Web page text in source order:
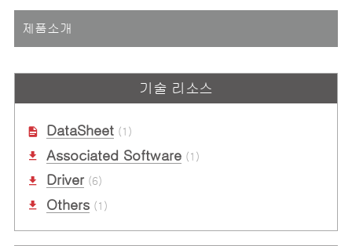
제품소개
기술 리소스
DataSheet(1)
Associated Software(1)
Driver(6)
Others(1)